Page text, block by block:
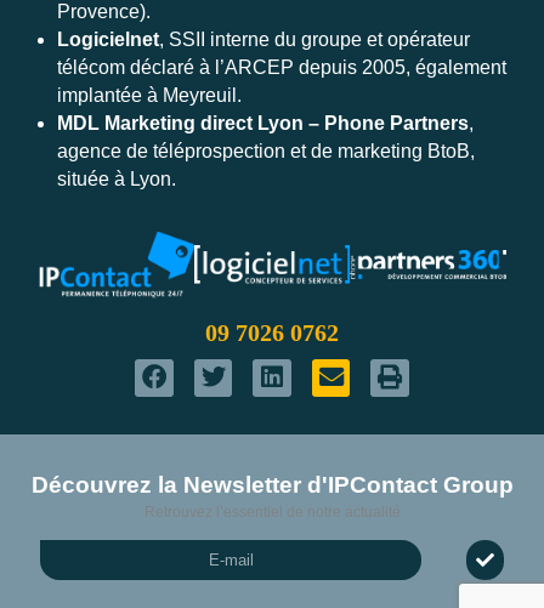
Provence).
Logicielnet, SSII interne du groupe et opérateur
télécom déclaré à l’ARCEP depuis 2005, également
implantée à Meyreuil.
MDL Marketing direct Lyon – Phone Partners,
agence de téléprospection et de marketing BtoB,
située à Lyon.
09 7026 0762
Découvrez la Newsletter d'IPContact Group
Retrouvez l’essentiel de notre actualité